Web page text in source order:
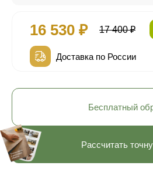
16 530 ₽ 17 400 ₽
Доставка по России
Рассчитать
Бесплатный